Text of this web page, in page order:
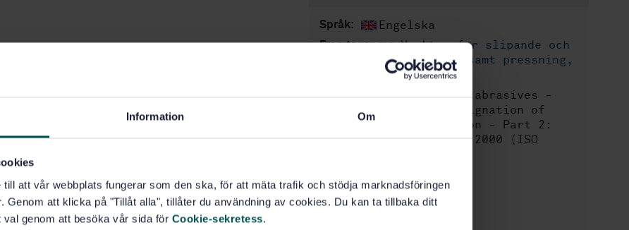
Information Om
att vår webbplats fungerar som den ska, för att mäta trafik och stödja marknadsföringen
Genom att klicka på "Tillåt alla", tillåter du användning av cookies. Du kan ta tillbaka ditt
genom att besöka vår sida för Cookie-sekretess.
Språk: Engelska
Framtagen av:
Verktyg för slipande och
skärande bearbetning samt pressning,
SIS/TK 645
Internationell titel:Bonded abrasives -
Determination and designation of
grain size distribution - Part 2:
Microgrits F 230 to F 2000 (ISO
Utgåva: 1